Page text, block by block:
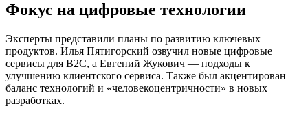
Фокус на цифровые технологии
Эксперты представили планы по развитию ключевых
продуктов. Илья Пятигорский озвучил новые цифровые
сервисы для B2C, а Евгений Жукович — подходы к
улучшению клиентского сервиса. Также был акцентирован
баланс технологий и «человекоцентричности» в новых
разработках.